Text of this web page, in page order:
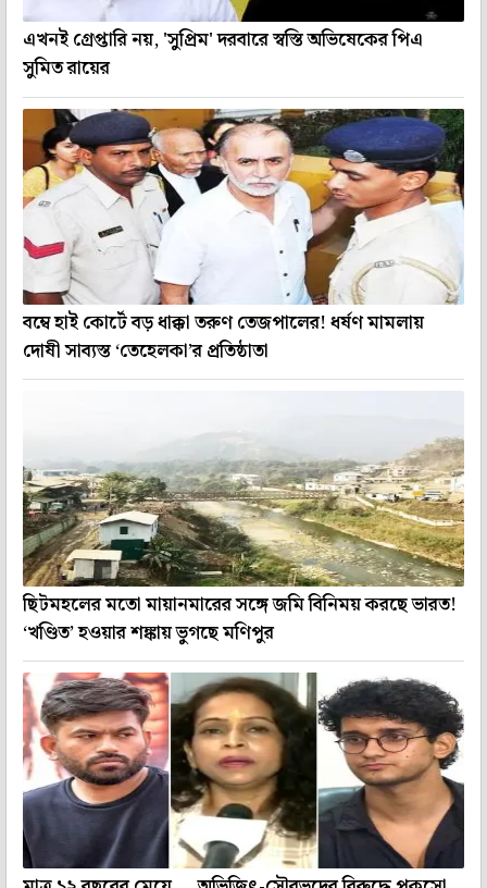
এখনই গ্রেপ্তারি নয়, 'সুপ্রিম' দরবারে স্বস্তি অভিষেকের পিএ
সুমিত রায়ের
বম্বে হাই কোর্টে বড় ধাক্কা তরুণ তেজপালের! ধর্ষণ মামলায়
দোষী সাব্যস্ত ‘তেহেলকা’র প্রতিষ্ঠাতা
ছিটমহলের মতো মায়ানমারের সঙ্গে জমি বিনিময় করছে ভারত!
‘খণ্ডিত’ হওয়ার শঙ্কায় ভুগছে মণিপুর